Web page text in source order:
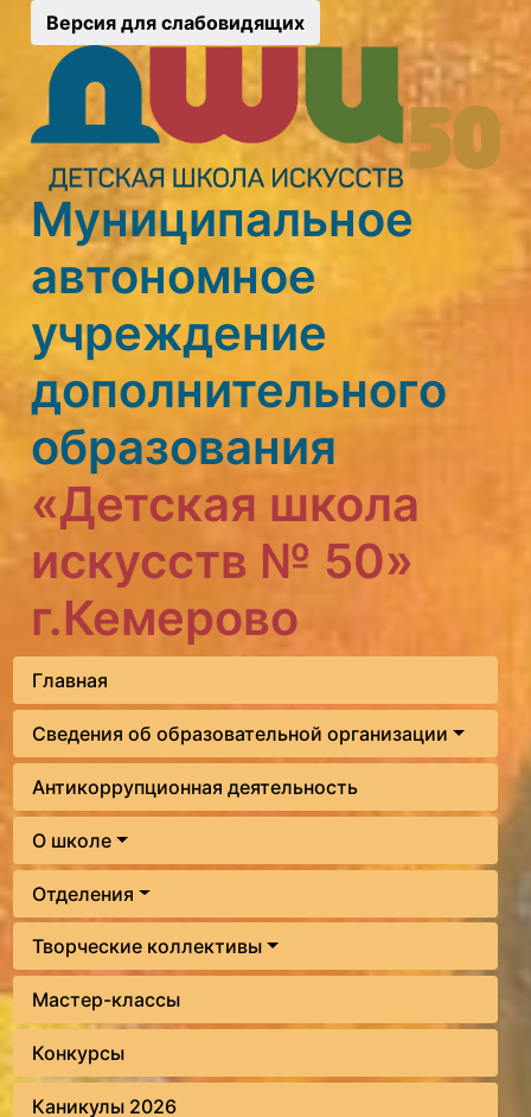
Версия для слабовидящих
Муниципальное
автономное
учреждение
дополнительного
образования
«Детская школа
искусств № 50»
г.Кемерово
Главная
Сведения об образовательной организации
Антикоррупционная деятельность
О школе
Отделения
Творческие коллективы
Мастер-классы
Конкурсы
Каникулы 2026